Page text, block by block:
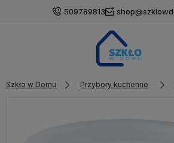
509789813
Szkło w Domu Przybory kuchenne